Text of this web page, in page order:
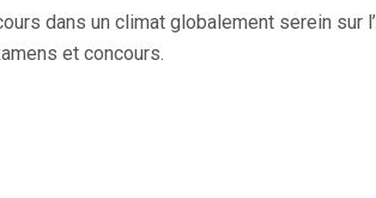
dans un climat globalement serein
et concours.